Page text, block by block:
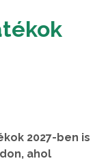
2027-ben is
ahol